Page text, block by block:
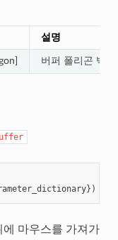
설명
버퍼 폴리곤 벡
})
마우스를 가져가